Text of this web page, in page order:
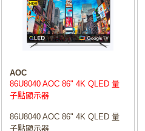
AOC
86U8040 AOC 86" 4K QLED 量
子點顯示器
86U8040 AOC 86" 4K QLED 量
子點顯示器